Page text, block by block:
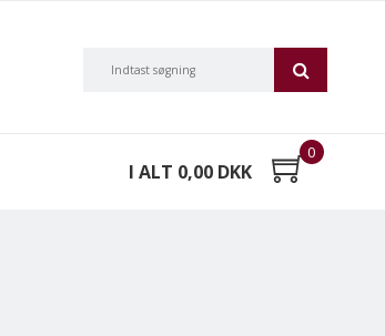
I ALT 0,00 DKK
0